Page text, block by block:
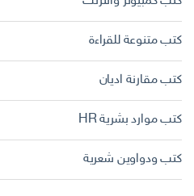
كتب متنوعة للقراءة
كتب مقارنة اديان
كتب موارد بشرية HR
كتب ودواوين شعرية